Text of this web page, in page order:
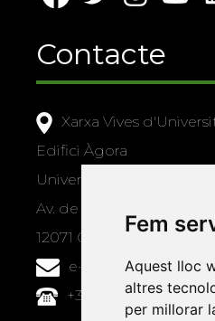
Fem
Aquest lloc
altres
per millorar
Contacte
Xarxa Vives
Edifici Àgora
Universitat Jaume I, local
Av. de Vicent Sos Baynat,
12071 Castelló de la Plana
e-buc@vives.org
+34 964 72 89 93